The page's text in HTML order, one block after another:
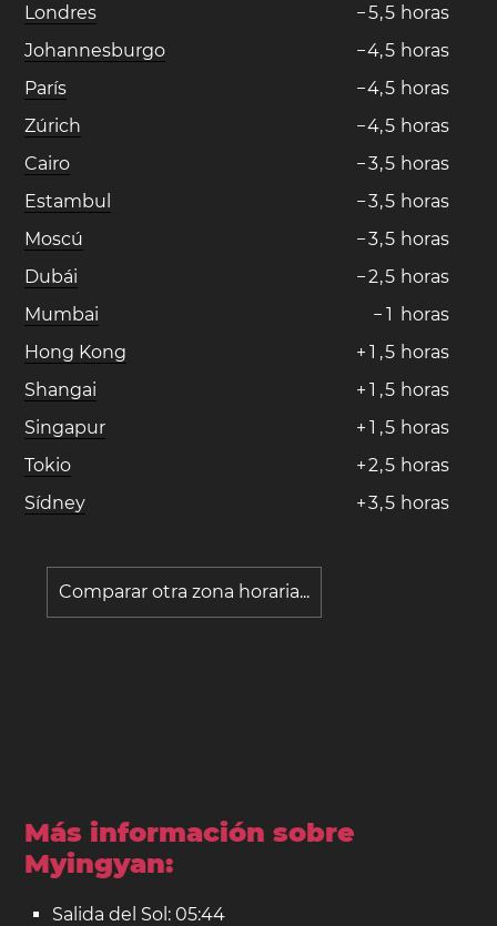
Londres
−5,5 horas
Johannesburgo
−4,5 horas
París
−4,5 horas
Zúrich
−4,5 horas
Cairo
−3,5 horas
Estambul
−3,5 horas
Moscú
−3,5 horas
Dubái
−2,5 horas
Mumbai
− 1 horas
Hong Kong
+ 1 ,5 horas
Shangai
+ 1 ,5 horas
Singapur
+ 1 ,5 horas
Tokio
+2,5 horas
Sídney
+3,5 horas
Comparar otra zona horaria...
Más información sobre
Myingyan:
Salida del Sol: 05:44